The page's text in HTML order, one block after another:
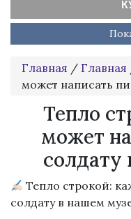
Главная / Главная
может написать
Тепло
может
солдату
Тепло строкой:
солдату в нашем